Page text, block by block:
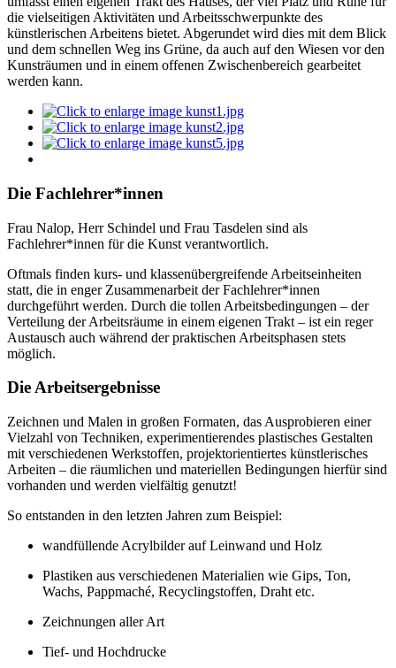
die vielseitigen Aktivitäten und Arbeitsschwerpunkte des
künstlerischen Arbeitens bietet. Abgerundet wird dies mit dem Blick
und dem schnellen Weg ins Grüne, da auch auf den Wiesen vor den
Kunsträumen und in einem offenen Zwischenbereich gearbeitet
werden kann.
Die Fachlehrer*innen
Frau Nalop, Herr Schindel und Frau Tasdelen sind als
Fachlehrer*innen für die Kunst verantwortlich.
Oftmals finden kurs- und klassenübergreifende Arbeitseinheiten
statt, die in enger Zusammenarbeit der Fachlehrer*innen
durchgeführt werden. Durch die tollen Arbeitsbedingungen – der
Verteilung der Arbeitsräume in einem eigenen Trakt – ist ein reger
Austausch auch während der praktischen Arbeitsphasen stets
möglich.
Die Arbeitsergebnisse
Zeichnen und Malen in großen Formaten, das Ausprobieren einer
Vielzahl von Techniken, experimentierendes plastisches Gestalten
mit verschiedenen Werkstoffen, projektorientiertes künstlerisches
Arbeiten – die räumlichen und materiellen Bedingungen hierfür sind
vorhanden und werden vielfältig genutzt!
So entstanden in den letzten Jahren zum Beispiel:
wandfüllende Acrylbilder auf Leinwand und Holz
Plastiken aus verschiedenen Materialien wie Gips, Ton,
Wachs, Pappmaché, Recyclingstoffen, Draht etc.
Zeichnungen aller Art
Tief- und Hochdrucke